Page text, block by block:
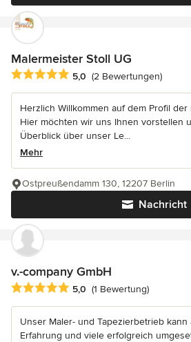
Malermeister Stoll UG
Durchschnittliche Bewertung: 5 von 5
5,0 (2 Bewertungen)
Herzlich Willkommen auf dem Profil der
Hier möchten wir uns Ihnen vorstellen
Überblick über unser Le...
Mehr
Nachricht
Ostpreußendamm 130, 12207 Berlin
v.-company GmbH
Durchschnittliche Bewertung: 5 von 5
5,0 (1 Bewertung)
Unser Maler- und Tapezierbetrieb
Erfahrung und viele erfolgreich